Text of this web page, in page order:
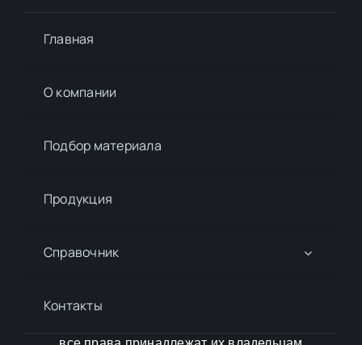
Главная
О компании
Подбор материалa
Продукция
Справочник
Контакты